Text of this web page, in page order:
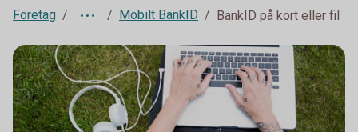
Företag Mobilt BankID BankID på kort eller fil